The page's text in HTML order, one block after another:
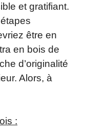
et gratifiant.
être en
en bois de
d’originalité
Alors, à
: